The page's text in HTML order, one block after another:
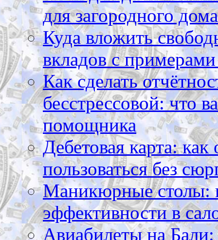
для загородного дома
Куда вложить
вкладов с
Как сделать
бесстрессовой: что
помощника
Дебетовая карта:
пользоваться без
Маникюрные столы:
эффективности в
Авиабилеты на Бали: